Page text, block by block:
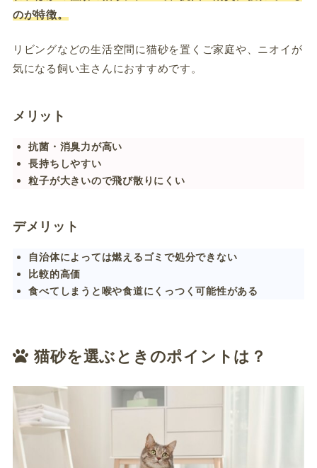
のが特徴。
リビングなどの生活空間に猫砂を置くご家庭や、ニオイが
気になる飼い主さんにおすすめです。
メリット
抗菌・消臭力が高い
長持ちしやすい
粒子が大きいので飛び散りにくい
デメリット
自治体によっては燃えるゴミで処分できない
比較的高価
食べてしまうと喉や食道にくっつく可能性がある
猫砂を選ぶときのポイントは？